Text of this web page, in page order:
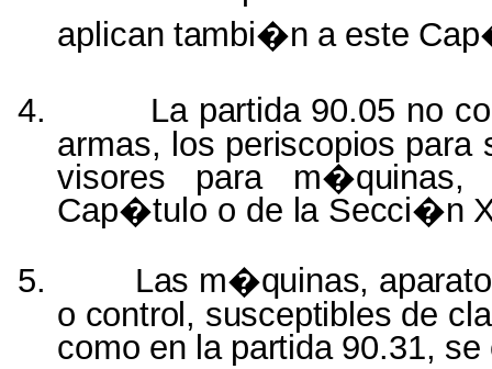
aplican tambi�n a este
4.
La partida 90.05 no
armas, los periscopios para
visores para
Cap�tulo o de la Secci�n
5.
Las m�quinas,
o control, susceptibles de
como en la partida 90.31, se